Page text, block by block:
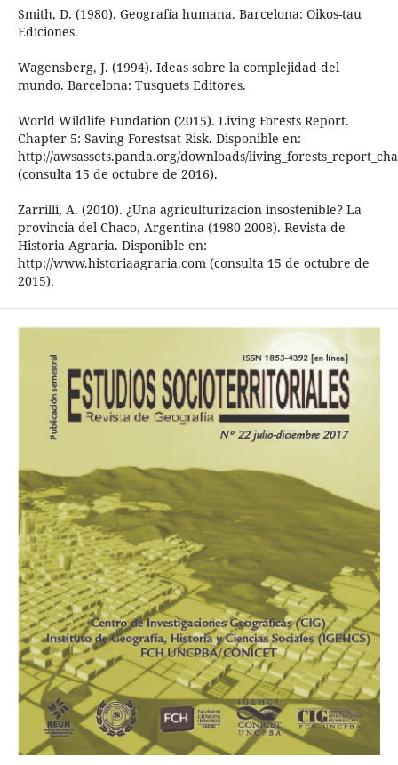
Smith, D. (1980). Geografía humana. Barcelona: Oikos-tau
Ediciones.
Wagensberg, J. (1994). Ideas sobre la complejidad del
mundo. Barcelona: Tusquets Editores.
World Wildlife Fundation (2015). Living Forests Report.
Chapter 5: Saving Forestsat Risk. Disponible en:
http://awsassets.panda.org/downloads/
(consulta 15 de octubre de 2016).
Zarrilli, A. (2010). ¿Una agriculturización insostenible? La
provincia del Chaco, Argentina (1980-2008). Revista de
Historia Agraria. Disponible en:
http://www.historiaagraria.com (consulta 15 de octubre de
2015).